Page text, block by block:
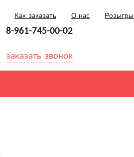
Как заказать О нас
8-961-745-00-02
заказать звонок